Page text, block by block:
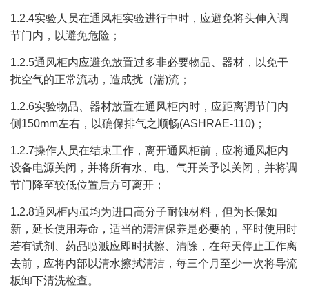
1.2.4实验人员在通风柜实验进行中时，应避免将头伸入调
节门内，以避免危险；
1.2.5通风柜内应避免放置过多非必要物品、器材，以免干
扰空气的正常流动，造成扰（湍)流；
1.2.6实验物品、器材放置在通风柜内时，应距离调节门内
侧150mm左右，以确保排气之顺畅(ASHRAE-110)；
1.2.7操作人员在结束工作，离开通风柜前，应将通风柜内
设备电源关闭，并将所有水、电、气开关予以关闭，并将调
节门降至较低位置后方可离开；
1.2.8通风柜内虽均为进口高分子耐蚀材料，但为长保如
新，延长使用寿命，适当的清洁保养是必要的，平时使用时
若有试剂、药品喷溅应即时拭擦、清除，在每天停止工作离
去前，应将内部以清水擦拭清洁，每三个月至少一次将导流
板卸下清洗检查。